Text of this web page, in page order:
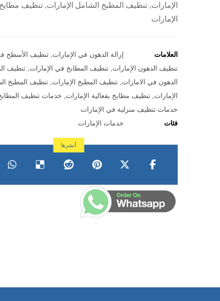
الإمارات, تنظيف المطبخ الشامل الإمارات, تنظيف مطابخ
الإمارات
العلامات إزالة الدهون في الإمارات ,تنظيف الأسطح
تنظيف الدهون الإمارات ,تنظيف المطابخ في الإمارات ,تنظيف
الدهون في الامارات ,تنظيف المطبخ الإمارات ,تنظيف المطبخ
الإمارات ,تنظيف مطابخ بفعالية الإمارات
خدمات تنظيف
خدمات تنظيف منزلية في الإمارات
فئات
خدمات الإمارات